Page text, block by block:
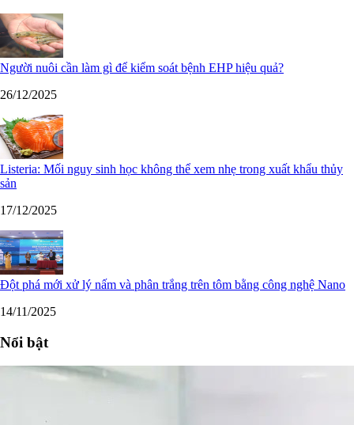
Người nuôi cần làm gì để kiểm soát bệnh EHP hiệu quả?
26/12/2025
Listeria: Mối nguy sinh học không thể xem nhẹ trong xuất khẩu thủy
sản
17/12/2025
Đột phá mới xử lý nấm và phân trắng trên tôm bằng công nghệ Nano
14/11/2025
Nổi bật